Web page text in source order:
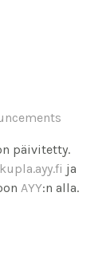
päivitetty.
kupla.ayy.fi ja
AYY:n alla.